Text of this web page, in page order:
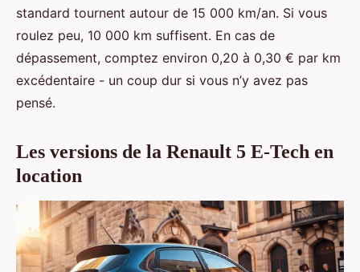
standard tournent autour de 15 000 km/an. Si vous
roulez peu, 10 000 km suffisent. En cas de
dépassement, comptez environ 0,20 à 0,30 € par km
excédentaire - un coup dur si vous n’y avez pas
pensé.
Les versions de la Renault 5 E-Tech en
location